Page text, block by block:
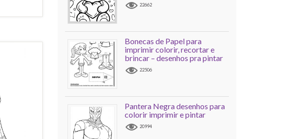
22662
Bonecas de Papel para
imprimir colorir, recortar e
brincar – desenhos pra pintar
22506
Pantera Negra desenhos para
colorir imprimir e pintar
20994